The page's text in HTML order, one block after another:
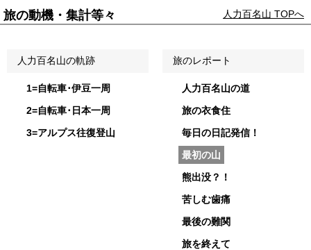
人力百名山 TOPへ
旅の動機・集計等々
人力百名山の軌跡
1=自転車･伊豆一周
2=自転車･日本一周
3=アルプス往復登山
旅のレポート
人力百名山の道
旅の衣食住
毎日の日記発信！
最初の山
熊出没？！
苦しむ歯痛
最後の難関
旅を終えて